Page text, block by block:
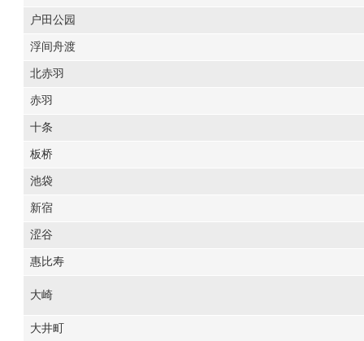
户田公园
浮间舟渡
北赤羽
赤羽
十条
板桥
池袋
新宿
涩谷
惠比寿
大崎
大井町